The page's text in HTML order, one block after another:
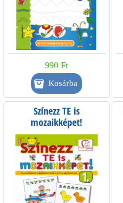
990 Ft
Színezz TE is
mozaikképet!